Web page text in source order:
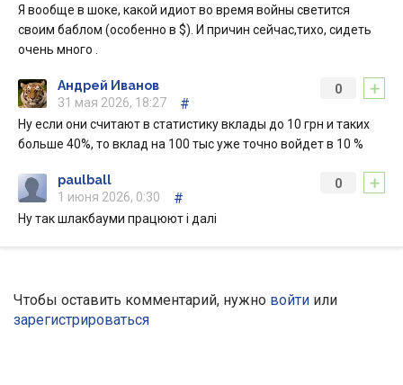
Я вообще в шоке, какой идиот во время войны светится
своим баблом (особенно в $). И причин сейчас,тихо, сидеть
очень много .
+
0
Андрей Иванов
31 мая 2026, 18:27
#
Ну если они считают в статистику вклады до 10 грн и таких
больше 40%, то вклад на 100 тыс уже точно войдет в 10 %
+
0
paulball
1 июня 2026, 0:30
#
Ну так шлакбауми працюют і далі
Чтобы оставить комментарий, нужно войти или
зарегистрироваться